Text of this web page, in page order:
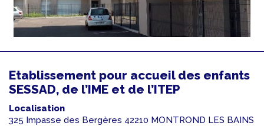
Etablissement pour accueil des enfants
SESSAD, de l’IME et de l’ITEP
Localisation
325 Impasse des Bergères 42210 MONTROND LES BAINS